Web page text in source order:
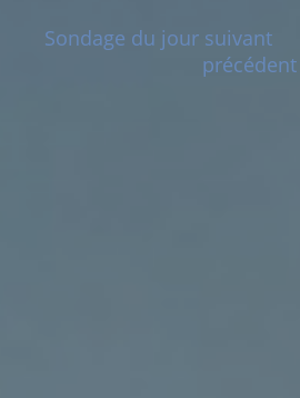
Sondage du jour suivant
précédent